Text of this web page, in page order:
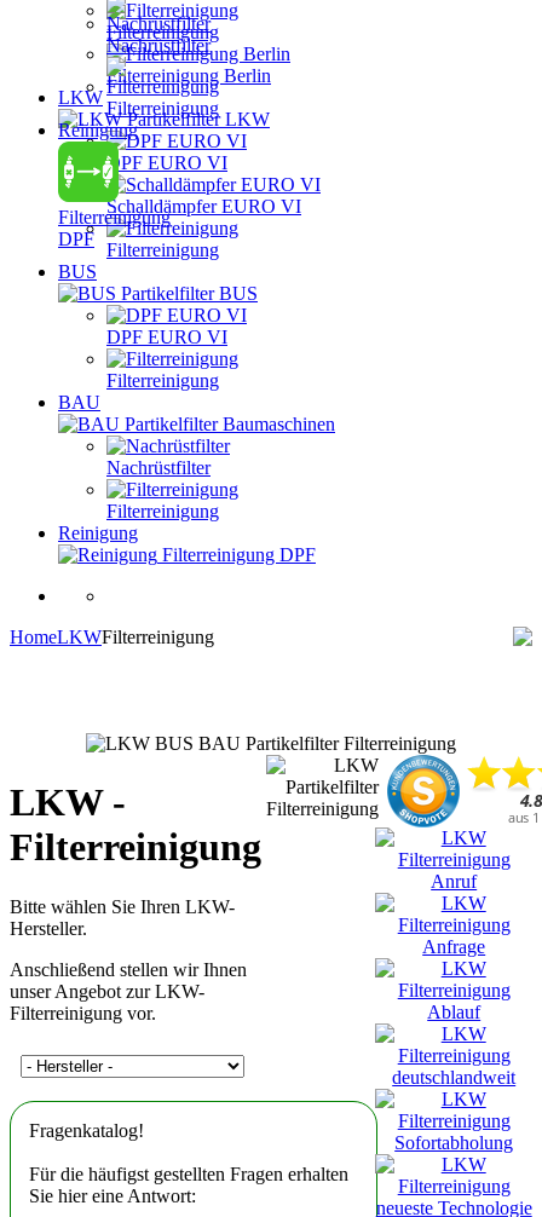
Nachrüstfilter
Filterreinigung
Reinigung
Filterreinigung
DPF
Filterreinigung
Filterreinigung Berlin
LKW
Partikelfilter LKW
DPF EURO VI
Schalldämpfer EURO VI
Filterreinigung
BUS
Partikelfilter BUS
DPF EURO VI
Filterreinigung
BAU
Partikelfilter Baumaschinen
Nachrüstfilter
Filterreinigung
Reinigung
Filterreinigung DPF
HomeLKWFilterreinigung
LKW -
Filterreinigung
Bitte wählen Sie Ihren LKW-
Hersteller.
Anschließend stellen wir Ihnen
unser Angebot zur LKW-
Filterreinigung vor.
Fragenkatalog!
Für die häufigst gestellten Fragen erhalten
Sie hier eine Antwort: